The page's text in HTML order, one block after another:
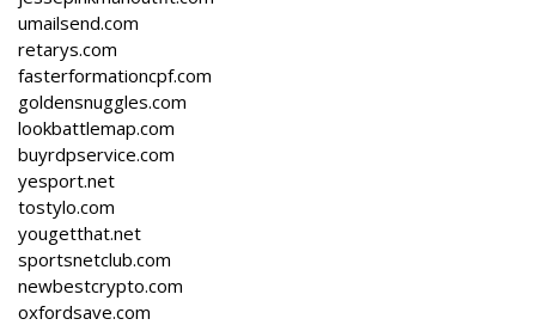
umailsend.com
retarys.com
fasterformationcpf.com
goldensnuggles.com
lookbattlemap.com
buyrdpservice.com
yesport.net
tostylo.com
yougetthat.net
sportsnetclub.com
newbestcrypto.com
oxfordsave.com